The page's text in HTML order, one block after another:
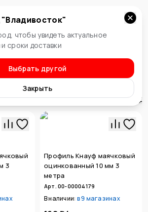
Владивосток"
чтобы увидеть актуальное
сроки доставки
Выбрать другой
Закрыть
3
Профиль Кнауф маячковый
оцинкованный 10 мм 3
метра
Арт. 00-00004179
В наличии: в9 магазинах